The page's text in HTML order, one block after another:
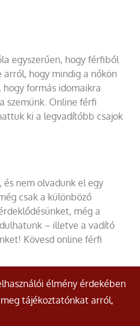
egyszerűen, hogy férfiből
hogy mindig a nőkön
hogy formás idomaikra
szemünk. Online férfi
ki a legvadítóbb csajok
nem olvadunk el egy
csak a különböző
még a
– illetve a vadító
Kövesd online férfi
fenntartva.
élmény érdekében
tájékoztatónkat arról,